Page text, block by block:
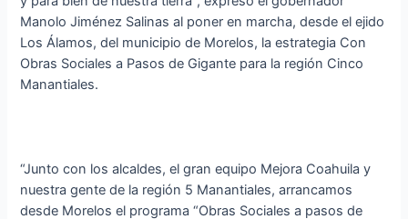
Manolo Jiménez Salinas al poner en marcha, desde el ejido
Los Álamos, del municipio de Morelos, la estrategia Con
Obras Sociales a Pasos de Gigante para la región Cinco
Manantiales.
“Junto con los alcaldes, el gran equipo Mejora Coahuila y
nuestra gente de la región 5 Manantiales, arrancamos
desde Morelos el programa “Obras Sociales a pasos de